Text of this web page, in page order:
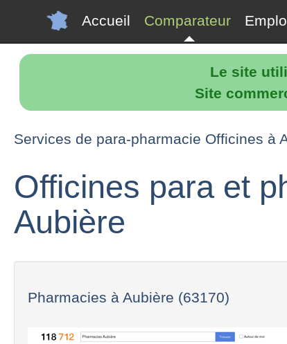
Le site
Site
Accueil Comparateur
Services de para-pharmacie Officines à
Officines para et
Aubière
Pharmacies à Aubière (63170)